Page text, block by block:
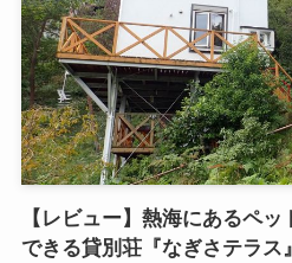
【レビュー】熱海にあるペ
できる貸別荘『なぎさテラス』